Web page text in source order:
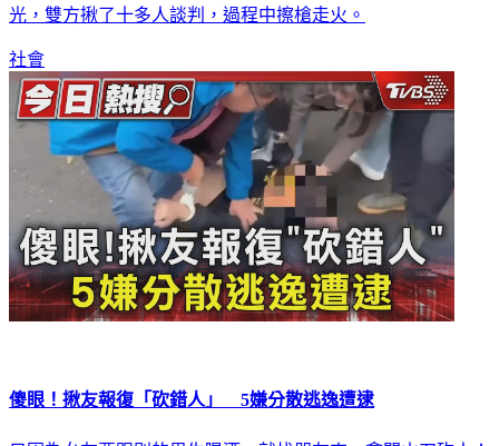
光，雙方揪了十多人談判，過程中擦槍走火。
社會
傻眼！揪友報復「砍錯人」 5嫌分散逃逸遭逮